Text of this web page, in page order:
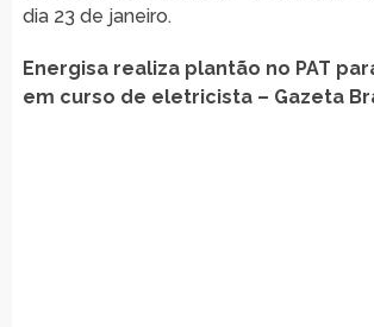
dia 23 de janeiro.
Energisa realiza plantão no PAT
em curso de eletricista – Gazeta